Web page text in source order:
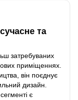
та
затребуваних
приміщеннях.
він поєднує
дизайн.
є